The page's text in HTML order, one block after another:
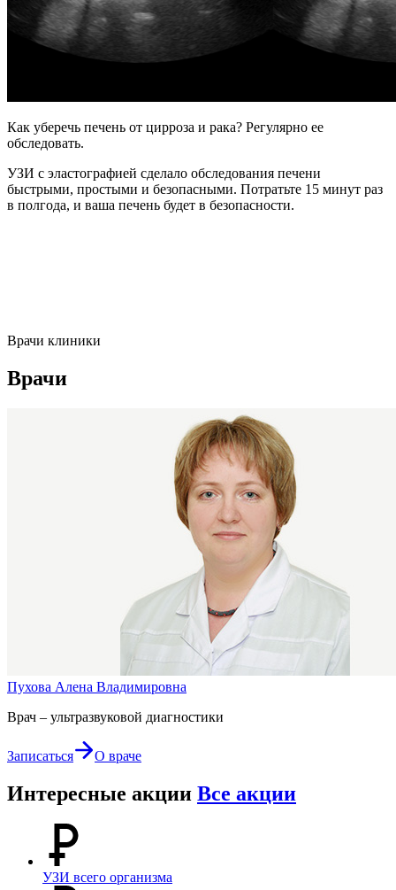
Как уберечь печень от цирроза и рака? Регулярно ее
обследовать.
УЗИ с эластографией сделало обследования печени
быстрыми, простыми и безопасными. Потратьте 15 минут раз
в полгода, и ваша печень будет в безопасности.
Врачи клиники
Врачи
Пухова Алена Владимировна
Врач – ультразвуковой диагностики
Записаться О враче
Интересные акции Все акции
УЗИ всего организма